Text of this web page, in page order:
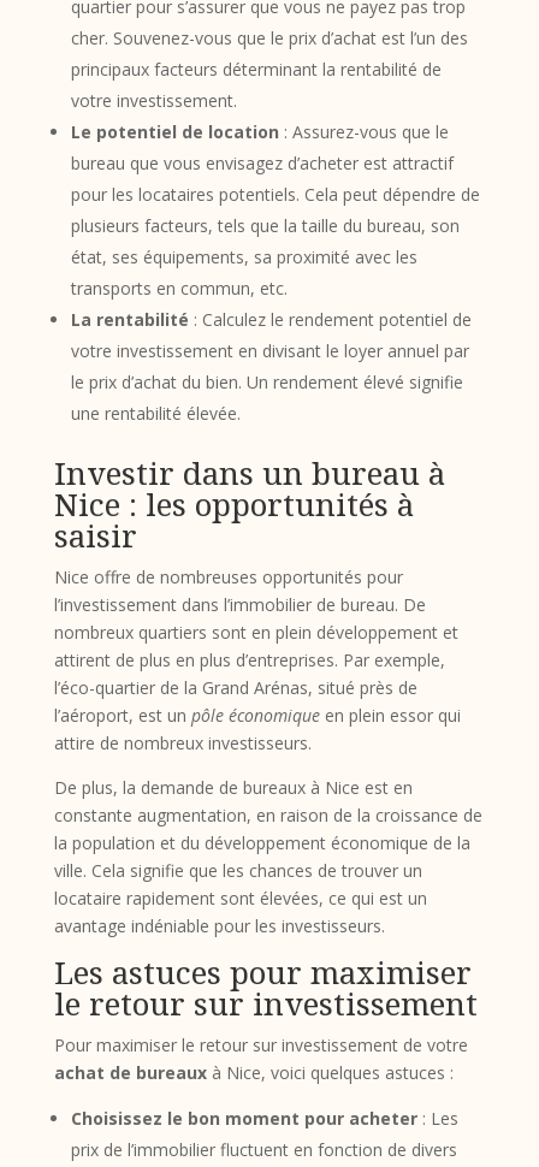
quartier pour s’assurer que vous ne payez pas trop
cher. Souvenez-vous que le prix d’achat est l’un des
principaux facteurs déterminant la rentabilité de
votre investissement.
Le potentiel de location : Assurez-vous que le
bureau que vous envisagez d’acheter est attractif
pour les locataires potentiels. Cela peut dépendre de
plusieurs facteurs, tels que la taille du bureau, son
état, ses équipements, sa proximité avec les
transports en commun, etc.
La rentabilité : Calculez le rendement potentiel de
votre investissement en divisant le loyer annuel par
le prix d’achat du bien. Un rendement élevé signifie
une rentabilité élevée.
Investir dans un bureau à
Nice : les opportunités à
saisir
Nice offre de nombreuses opportunités pour
l’investissement dans l’immobilier de bureau. De
nombreux quartiers sont en plein développement et
attirent de plus en plus d’entreprises. Par exemple,
l’éco-quartier de la Grand Arénas, situé près de
l’aéroport, est un pôle économique en plein essor qui
attire de nombreux investisseurs.
De plus, la demande de bureaux à Nice est en
constante augmentation, en raison de la croissance de
la population et du développement économique de la
ville. Cela signifie que les chances de trouver un
locataire rapidement sont élevées, ce qui est un
avantage indéniable pour les investisseurs.
Les astuces pour maximiser
le retour sur investissement
Pour maximiser le retour sur investissement de votre
achat de bureauxà Nice, voici quelques astuces :
Choisissez le bon moment pour acheter: Les
prix de l’immobilier fluctuent en fonction de divers